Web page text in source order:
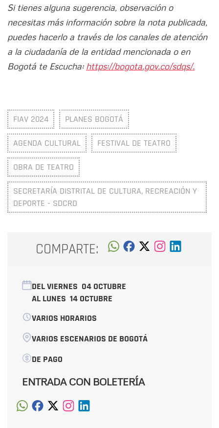
Si tienes alguna sugerencia, observación o
necesitas más información sobre la nota publicada,
puedes hacerlo a través de los canales de atención
a la ciudadanía de la entidad mencionada o en
Bogotá te Escucha: https://bogota.gov.co/sdqs/.
FIAV 2024 PLANES BOGOTÁ
AGENDA CULTURAL FESTIVAL DE TEATRO
OBRA DE TEATRO
SECRETARÍA DISTRITAL DE CULTURA, RECREACIÓN Y
DEPORTE - SDCRD
COMPARTE:
DEL VIERNES 04 OCTUBRE
AL LUNES 14 OCTUBRE
VARIOS HORARIOS
VARIOS ESCENARIOS DE BOGOTÁ
DE PAGO
ENTRADA CON BOLETERÍA